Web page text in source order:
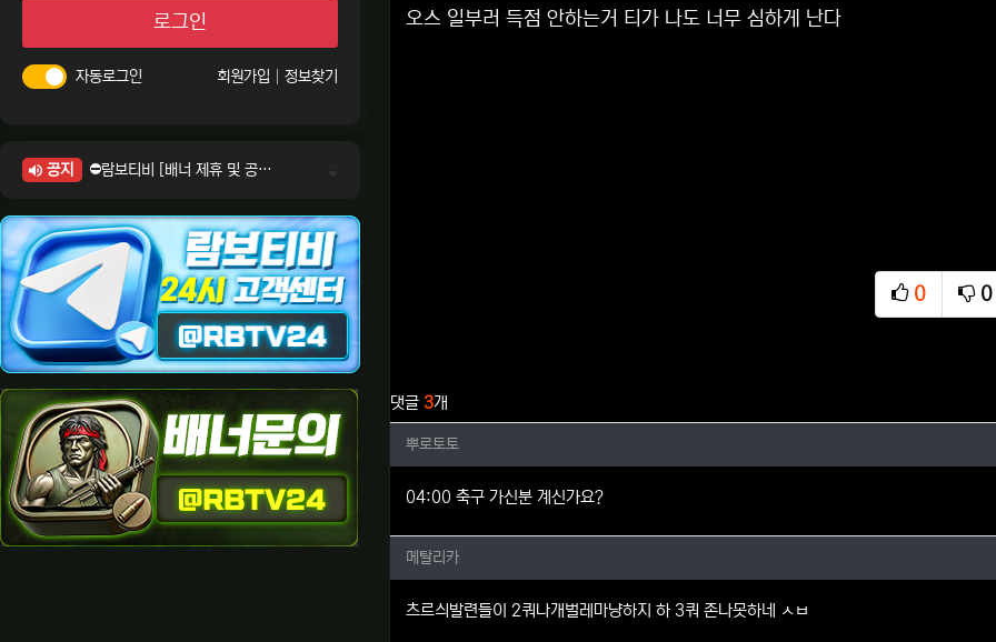
본문
오스 일부러 득점 안하는거 티가 나도 너무 심하게 난다
0
추천
0
비
댓글 3개
뿌로토토님의 댓글
뿌로토토
04:00 축구 가신분 계신가요?
메탈리카님의 댓글
메탈리카
츠르싀발련들이 2쿼나개벌레마냥하지 하 3쿼 존나못하네 ㅅㅂ
로그인
자동로그인 회원가입 정보찾기
공지
⛔람보티비 [배너 제휴 및 공식 입점 문의 안내]
⛔람보티비 [정회원 등급UP! 안내사항]
⛔람보티비 [채팅방 이용시 주의사항]
⛔람보티비 [공식보증업체 안내]